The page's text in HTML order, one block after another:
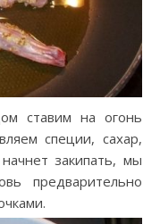
ставим на огонь
специи, сахар,
закипать, мы
предварительно